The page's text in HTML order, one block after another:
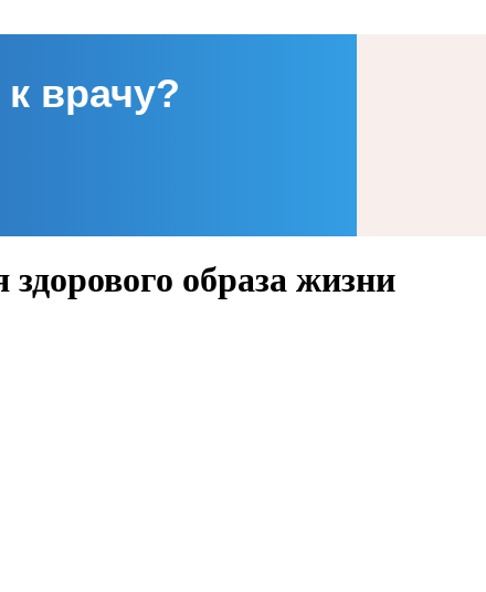
врачу?
образа жизни